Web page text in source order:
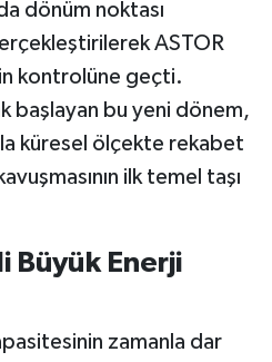
dönüm noktası
ASTOR
kontrolüne geçti.
başlayan bu yeni dönem,
küresel ölçekte rekabet
ilk temel taşı
Büyük Enerji
zamanla dar